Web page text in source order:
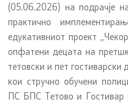
Безбедност на
соработка со НАТО
Информатика и
Финансии
Општи и заеднички работи
(05.06.2026) на подрачје
практично
едукативниот проект
опфатени децата на
тетовски и пет гостиварски
кои стручно обучени
ПС БПС Тетово и Гостивар